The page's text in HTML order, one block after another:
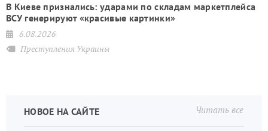
В Киеве признались: ударами по складам маркетплейса
ВСУ генерируют «красивые картинки»
6.08.2026
Преступления Украины
Читать все
НОВОЕ НА САЙТЕ